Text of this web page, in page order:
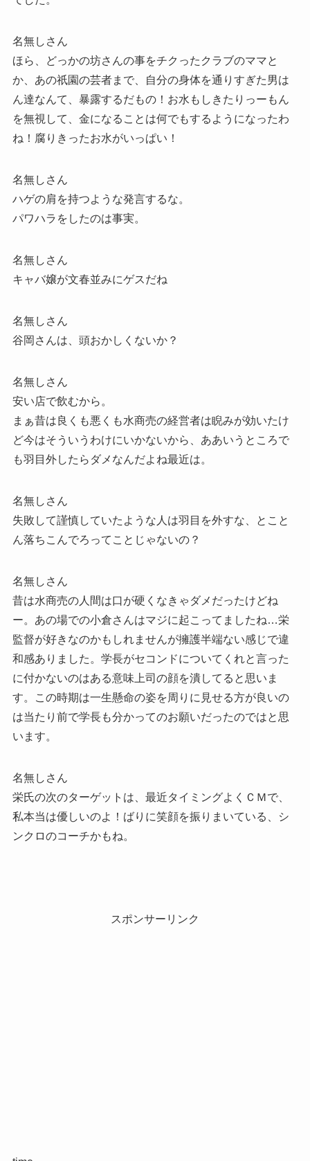
名無しさん
ほら、どっかの坊さんの事をチクったクラブのママと
か、あの祇園の芸者まで、自分の身体を通りすぎた男は
ん達なんて、暴露するだもの！お水もしきたりっーもん
を無視して、金になることは何でもするようになったわ
ね！腐りきったお水がいっぱい！
名無しさん
ハゲの肩を持つような発言するな。
パワハラをしたのは事実。
名無しさん
キャバ嬢が文春並みにゲスだね
名無しさん
谷岡さんは、頭おかしくないか？
名無しさん
安い店で飲むから。
まぁ昔は良くも悪くも水商売の経営者は睨みが効いたけ
ど今はそういうわけにいかないから、ああいうところで
も羽目外したらダメなんだよね最近は。
名無しさん
失敗して謹慎していたような人は羽目を外すな、とこと
ん落ちこんでろってことじゃないの？
名無しさん
昔は水商売の人間は口が硬くなきゃダメだったけどね
ー。あの場での小倉さんはマジに起こってましたね…栄
監督が好きなのかもしれませんが擁護半端ない感じで違
和感ありました。学長がセコンドについてくれと言った
に付かないのはある意味上司の顔を潰してると思いま
す。この時期は一生懸命の姿を周りに見せる方が良いの
は当たり前で学長も分かってのお願いだったのではと思
います。
名無しさん
栄氏の次のターゲットは、最近タイミングよくＣＭで、
私本当は優しいのよ！ばりに笑顔を振りまいている、シ
ンクロのコーチかもね。
スポンサーリンク